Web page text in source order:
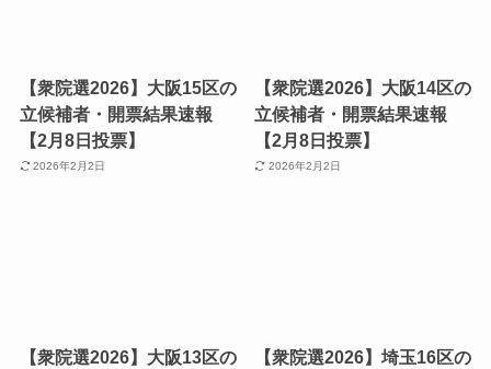
【衆院選2026】大阪15区の
立候補者・開票結果速報
【2月8日投票】
2026年2月2日
【衆院選2026】大阪14区の
立候補者・開票結果速報
【2月8日投票】
2026年2月2日
【衆院選2026】大阪13区の
【衆院選2026】埼玉16区の